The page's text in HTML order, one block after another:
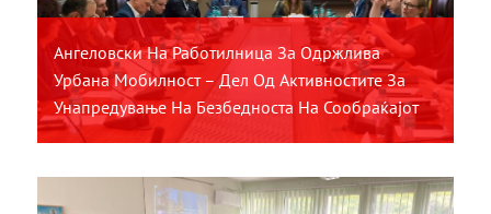
Ангеловски На Работилница За Одржлива
Урбана Мобилност – Дел Од Активностите За
Унапредување На Безбедноста На Сообраќајот